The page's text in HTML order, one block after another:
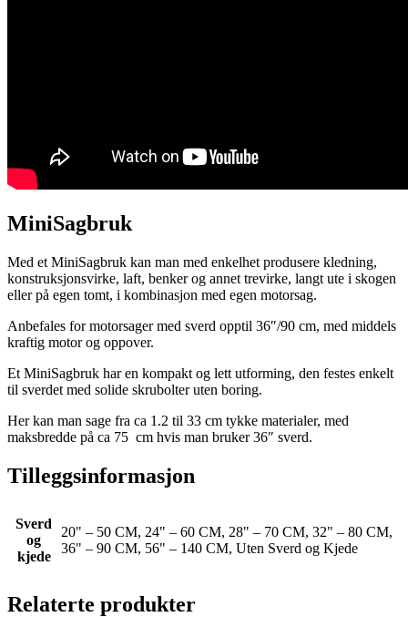
MiniSagbruk
Med et MiniSagbruk kan man med enkelhet produsere kledning,
konstruksjonsvirke, laft, benker og annet trevirke, langt ute i skogen
eller på egen tomt, i kombinasjon med egen motorsag.
Anbefales for motorsager med sverd opptil 36″/90 cm, med middels
kraftig motor og oppover.
Et MiniSagbruk har en kompakt og lett utforming, den festes enkelt
til sverdet med solide skrubolter uten boring.
Her kan man sage fra ca 1.2 til 33 cm tykke materialer, med
maksbredde på ca 75 cm hvis man bruker 36″ sverd.
Tilleggsinformasjon
Sverd
og
kjede
20" – 50 CM, 24" – 60 CM, 28" – 70 CM, 32" – 80 CM,
36" – 90 CM, 56" – 140 CM, Uten Sverd og Kjede
Relaterte produkter